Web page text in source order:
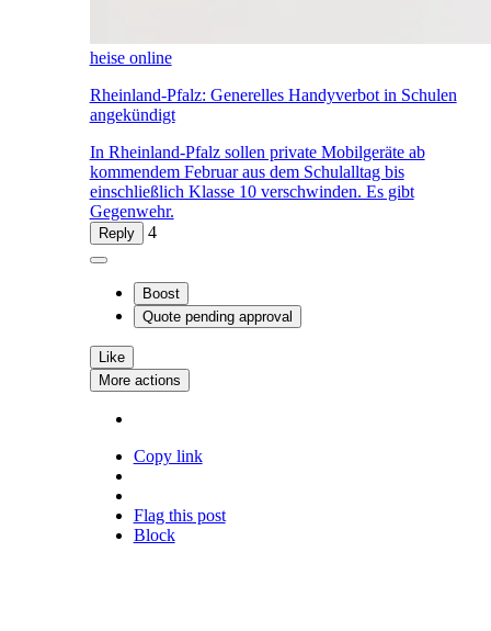
heise online
Rheinland-Pfalz: Generelles Handyverbot in Schulen
angekündigt
In Rheinland-Pfalz sollen private Mobilgeräte ab
kommendem Februar aus dem Schulalltag bis
einschließlich Klasse 10 verschwinden. Es gibt
Gegenwehr.
Reply 4
Boost
Quote pending approval
Like
More actions
Copy link
Flag this post
Block